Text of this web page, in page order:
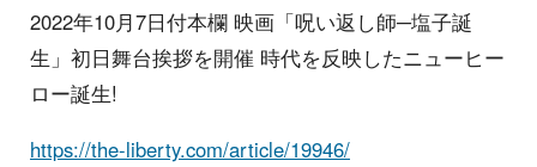
2022年10月7日付本欄 映画「呪い返し師─塩子誕
生」初日舞台挨拶を開催 時代を反映したニューヒー
ロー誕生!
https://the-liberty.com/article/19946/